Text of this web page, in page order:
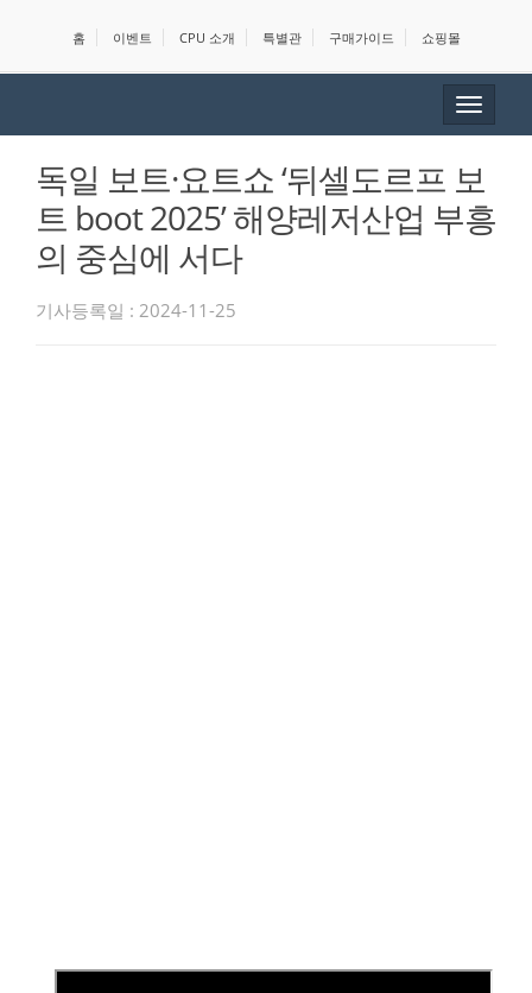
홈 이벤트 CPU 소개 특별관 구매가이드 쇼핑몰
Toggle
독일 보트·요트쇼 ‘뒤셀도르프 보
트 boot 2025’ 해양레저산업 부흥
의 중심에 서다
기사등록일 : 2024-11-25